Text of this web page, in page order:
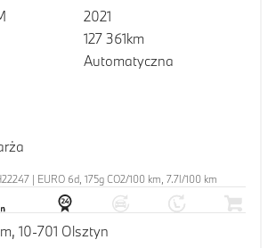
2021
127 361km
Automatyczna
| EURO 6d, 175g CO2/100 km, 7.7l/100 km
10-701 Olsztyn